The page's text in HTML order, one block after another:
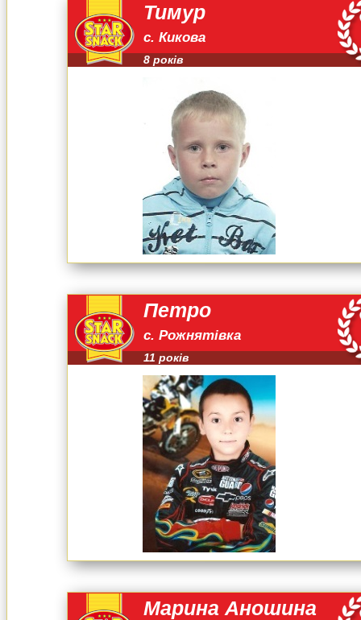
Тимур
с. Кикова
8 років
Петро
с. Рожнятівка
11 років
Марина Аношина